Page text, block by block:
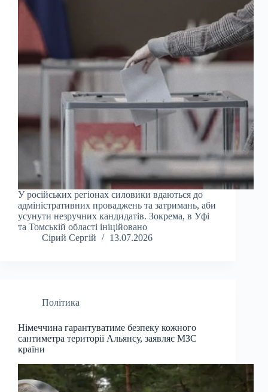
У російських регіонах силовики вдаються до
адміністративних проваджень та затримань, аби
усунути незручних кандидатів. Зокрема, в Уфі
та Томській області ініційовано
Сірий Сергій
13.07.2026
Політика
Німеччина гарантуватиме безпеку кожного
сантиметра території Альянсу, заявляє МЗС
країни